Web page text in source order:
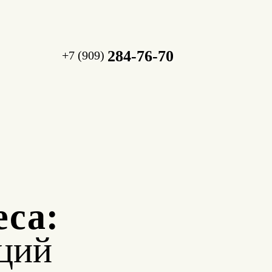
+7 (909) 284-76-70